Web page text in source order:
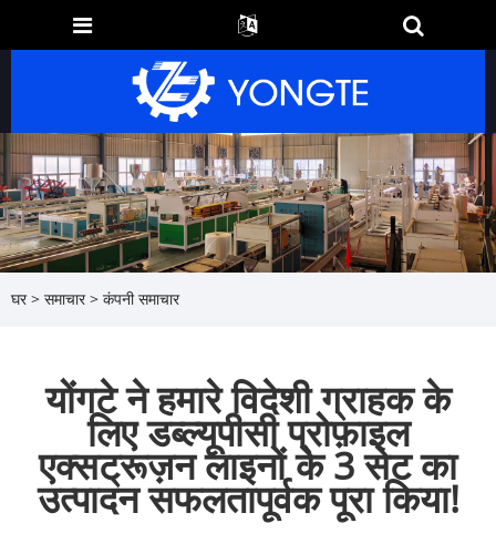
घर > समाचार> कंपनी समाचार
योंगटे ने हमारे विदेशी ग्राहक के
लिए डब्ल्यूपीसी प्रोफ़ाइल
एक्सट्रूज़न लाइनों के 3 सेट का
उत्पादन सफलतापूर्वक पूरा किया!